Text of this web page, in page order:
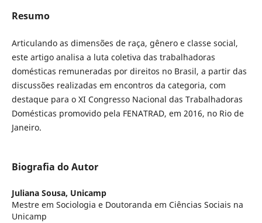
Resumo
Articulando as dimensões de raça, gênero e classe social,
este artigo analisa a luta coletiva das trabalhadoras
domésticas remuneradas por direitos no Brasil, a partir das
discussões realizadas em encontros da categoria, com
destaque para o XI Congresso Nacional das Trabalhadoras
Domésticas promovido pela FENATRAD, em 2016, no Rio de
Janeiro.
Biografia do Autor
Juliana Sousa, Unicamp
Mestre em Sociologia e Doutoranda em Ciências Sociais na
Unicamp